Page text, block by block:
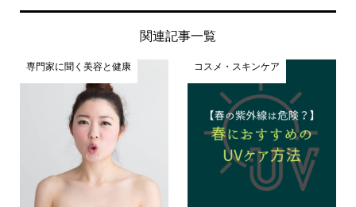
関連記事一覧
専門家に聞く美容と健康 コスメ・スキンケア